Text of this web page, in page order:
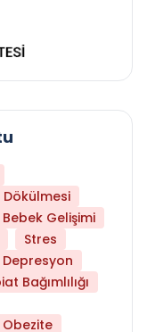
Dökülmesi
Bebek Gelişimi
Stres
Depresyon
Bağımlılığı
Obezite